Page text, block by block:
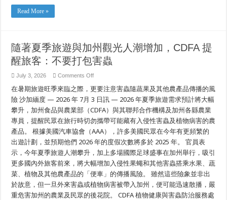
gửi
lời
nhắc
nhở:
Mang
Sâu
Read More »
隨著夏季旅遊與加州觀光人潮增加，CDFA 提
醒旅客：不要打包害蟲
July 3, 2026 Comments Offon
著
夏
季
旅
遊
加
州
觀
光
人
潮
增
加，
CDFA
在暑期旅遊旺季來臨之際，更要注意害蟲隨蔬果及其他農產品傳播的風
險 沙加緬度 — 2026 年 7月 3 日訊 — 2026 年夏季旅遊需求預計將大幅
攀升，加州食品與農業部（CDFA）與其聯邦合作機構及加州各縣農業
專員，提醒民眾在旅行時切勿攜帶可能藏有入侵性害蟲及植物病害的農
產品。 根據美國汽車協會（AAA），許多美國民眾在今年有更頻繁的
出遊計劃，並預期他們 2026 年的度假次數將多於 2025 年。 官員表
示，今年夏季旅遊人潮攀升，加上多場國際足球盛事在加州舉行，吸引
更多國內外旅客前來，將大幅增加入侵性果蠅和其他害蟲搭乘水果、蔬
菜、植物及其他農產品的「便車」的傳播風險。 雖然這些險象並非出
於故意，但一旦外來害蟲或植物病害被帶入加州，便可能迅速散播，嚴
重危害加州的農業及民眾的後花院。 CDFA 植物健康與害蟲防治服務處